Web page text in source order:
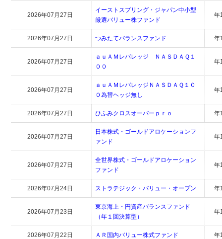
2026年07月27日
イーストスプリング・ジャパン中小型
厳選バリュー株ファンド
年
2026年07月27日 つみたてバランスファンド 年
2026年07月27日
ａｕＡＭレバレッジ ＮＡＳＤＡＱ１
００
年
2026年07月27日
ａｕＡＭレバレッジＮＡＳＤＡＱ１０
０為替ヘッジ無し
年
2026年07月27日 ひふみクロスオーバーｐｒｏ 年
2026年07月27日
日本株式・ゴールドアロケーションフ
ァンド
年
2026年07月27日
全世界株式・ゴールドアロケーション
ファンド
年
2026年07月24日 ストラテジック・バリュー・オープン 年
2026年07月23日
東京海上・円資産バランスファンド
（年１回決算型）
年
2026年07月22日 ＡＲ国内バリュー株式ファンド 年